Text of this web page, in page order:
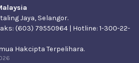
Jaya, Selangor.
(603) 79550964 | Hotline: 1-300-22-
Hakcipta Terpelihara.